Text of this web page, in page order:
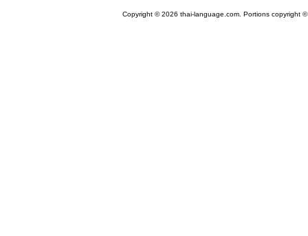
Copyright © 2026 thai-language.com. Portions copyright